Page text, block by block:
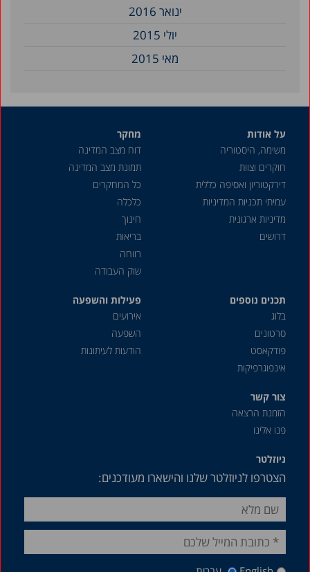
ינואר 2016
יולי 2015
מאי 2015
על אודות
משימה, היסטוריה
חוקרים וצוות
דירקטוריון ואסיפה כללית
עמיתי תכניות המדיניות
מדיניות ארגונית
דרושים
מחקר
דוח מצב המדינה
תמונת מצב המדינה
כל המחקרים
כלכלה
חינוך
בריאות
רווחה
שוק העבודה
תכנים נוספים
בלוג
סרטונים
פודקאסט
אינפוגרפיקות
פעילות והשפעה
אירועים
השפעה
הודעות לעיתונות
צור קשר
הזמנת הרצאה
פנו אלינו
ניוזלטר
הצטרפו לניוזלטר שלנו והישארו מעודכנים: